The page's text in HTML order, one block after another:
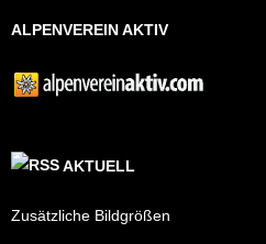
ALPENVEREIN AKTIV
AKTUELL
Zusätzliche Bildgrößen